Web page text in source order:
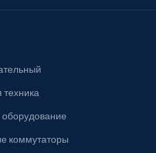
техника
оборудование
коммутаторы